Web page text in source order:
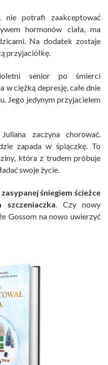
nie potrafi zaakceptować
hormonów ciała, ma
Na dodatek zostaje
przyjaciółkę.
senior po śmierci
w ciężką depresję, całe dnie
Jego jedynym przyjacielem
zaczyna chorować.
zapada w śpiączkę. To
która z trudem próbuje
swoje życie.
śniegiem ścieżce
. Czy nowy
Gossom na nowo uwierzyć